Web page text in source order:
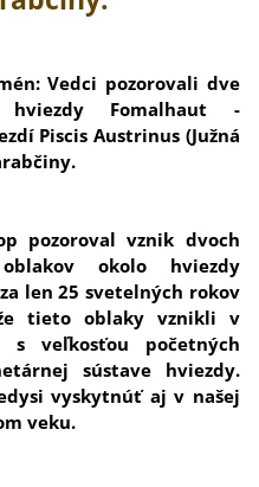
Vedci pozorovali dve
Fomalhaut -
Piscis Austrinus (Južná
pozoroval vznik dvoch
okolo hviezdy
len 25 svetelných rokov
tieto oblaky vznikli v
s veľkosťou početných
sústave hviezdy.
vyskytnúť aj v našej
veku.